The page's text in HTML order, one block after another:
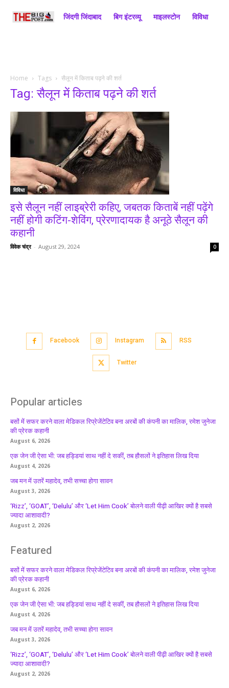
जिंदगी जिंदाबाद बिग इंटरव्यू माइलस्टोन विविधा
Home Tags सैलून में किताब पढ़ने की शर्त
Tag: सैलून में किताब पढ़ने की शर्त
विविधा
इसे सैलून नहीं लाइब्रेरी कहिए, जबतक किताबें नहीं पढ़ेंगे
नहीं होगी कटिंग-शेविंग, प्रेरणादायक है अनूठे सैलून की
कहानी
विवेक चंद्र - August 29, 2024 0
Facebook Instagram RSS
Twitter
Popular articles
बसों में सफर करने वाला मेडिकल रिप्रेजेंटेटिव बना अरबों की कंपनी का मालिक, रमेश जुनेजा
की प्रेरक कहानी
August 6, 2026
एक जेन जी ऐसा भी: जब हड्डियां साथ नहीं दे सकीं, तब हौसलों ने इतिहास लिख दिया
August 4, 2026
जब मन में उतरें महादेव, तभी सच्चा होगा सावन
August 3, 2026
‘Rizz’, ‘GOAT’, ‘Delulu’ और ‘Let Him Cook’ बोलने वाली पीढ़ी आखिर क्यों है सबसे
ज्यादा आशावादी?
August 2, 2026
Featured
बसों में सफर करने वाला मेडिकल रिप्रेजेंटेटिव बना अरबों की कंपनी का मालिक, रमेश जुनेजा
की प्रेरक कहानी
August 6, 2026
एक जेन जी ऐसा भी: जब हड्डियां साथ नहीं दे सकीं, तब हौसलों ने इतिहास लिख दिया
August 4, 2026
जब मन में उतरें महादेव, तभी सच्चा होगा सावन
August 3, 2026
‘Rizz’, ‘GOAT’, ‘Delulu’ और ‘Let Him Cook’ बोलने वाली पीढ़ी आखिर क्यों है सबसे
ज्यादा आशावादी?
August 2, 2026